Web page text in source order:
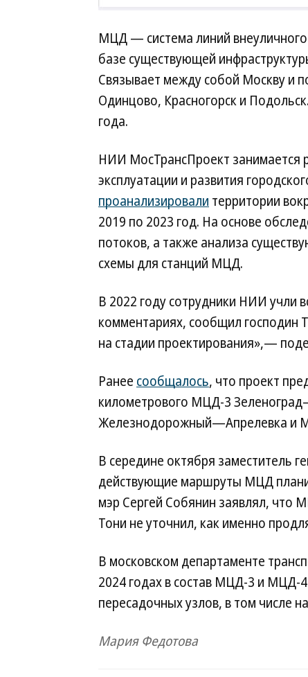
МЦД — система линий
базе существующей
Связывает между собой Москву и
Одинцово, Красногорск и
года.
НИИ МосТрансПроект занимается
эксплуатации и развития
проанализировали территории
2019 по 2023 год. На основе
потоков, а также анализа
схемы для станций МЦД.
В 2022 году сотрудники НИИ учли
комментариях, сообщил господин
на стадии проектирования»,—
Ранее сообщалось, что проект
километрового МЦД-3
Железнодорожный—Апрелевка
В середине октября заместитель
действующие маршруты МЦД
мэр Сергей Собянин заявлял, что
Тони не уточнил, как именно
В московском департаменте
2024 годах в состав МЦД-3 и МЦД-
пересадочных узлов, в том числе
Мария Федотова